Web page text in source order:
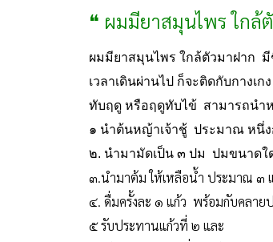
❝ ผมมียาสมุนไพร ใกล้
ผมมียาสมุนไพร ใกล้ตัวมาฝาก
เวลาเดินผ่านไป ก็จะติดกับกางเ
ทับฤดู หรือฤดูทับไข้ สามารถนำ
๑ นำต้นหญ้าเจ้าชู้ ประมาณ หนึ่
๒. นำมามัดเป็น ๓ ปม ปมขนาดใ
๓.นำมาต้ม ให้เหลือน้ำ ประมาณ ๓
๔. ดื่มครั้งละ ๑ แก้ว พร้อมกับคลา
๕ รับประทานแก้วที่ ๒ และ